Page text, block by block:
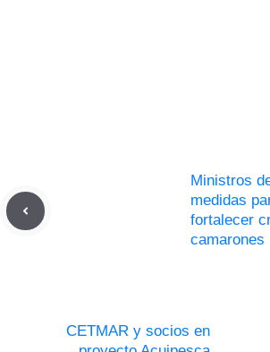
Ministros
medidas
fortalecer
camarones
CETMAR y socios en